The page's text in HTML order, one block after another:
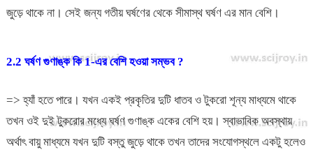
জুড়ে থাকে না। সেই জন্য গতীয় ঘর্ষণের থেকে সীমাস্থ ঘর্ষণ এর মান বেশি।
2.2 ঘর্ষণ গুণাঙ্ক কি 1-এর বেশি হওয়া সম্ভব ?
=> হ্যাঁ হতে পারে। যখন একই প্রকৃতির দুটি ধাতব ও টুকরো শূন্য মাধ্যমে থাকে
তখন ওই দুই টুকরোর মধ্যে ঘর্ষণ গুণাঙ্ক একের বেশি হয়। স্বাভাবিক অবস্থায়
অর্থাৎ বায়ু মাধ্যমে যখন দুটি বস্তু জুড়ে থাকে তখন তাদের সংযোগস্থলে একটু হলেও